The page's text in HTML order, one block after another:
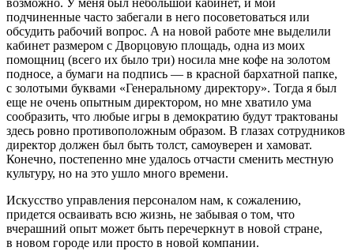
возможно. У меня был небольшой кабинет, и мои
подчиненные часто забегали в него посоветоваться или
обсудить рабочий вопрос. А на новой работе мне выделили
кабинет размером с Дворцовую площадь, одна из моих
помощниц (всего их было три) носила мне кофе на золотом
подносе, а бумаги на подпись — в красной бархатной папке,
с золотыми буквами «Генеральному директору». Тогда я был
еще не очень опытным директором, но мне хватило ума
сообразить, что любые игры в демократию будут трактованы
здесь ровно противоположным образом. В глазах сотрудников
директор должен был быть толст, самоуверен и хамоват.
Конечно, постепенно мне удалось отчасти сменить местную
культуру, но на это ушло много времени.
Искусство управления персоналом нам, к сожалению,
придется осваивать всю жизнь, не забывая о том, что
вчерашний опыт может быть перечеркнут в новой стране,
в новом городе или просто в новой компании.